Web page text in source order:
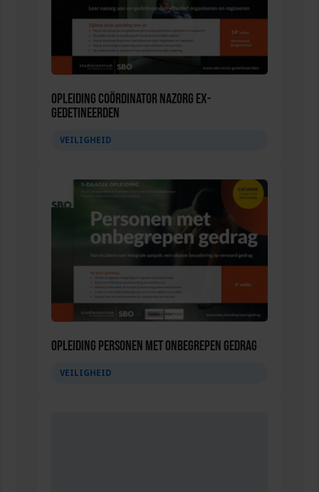
Opleiding Coördinator nazorg ex-
gedetineerden
VEILIGHEID
Opleiding Personen met onbegrepen gedrag
VEILIGHEID